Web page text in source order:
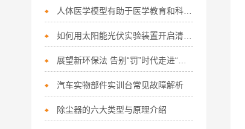
人体医学模型有助于医学教育和科普宣传
如何用太阳能光伏实验装置开启清洁能源之门？
汽车实物部件实训台常见故障解析
除尘器的六大类型与原理介绍